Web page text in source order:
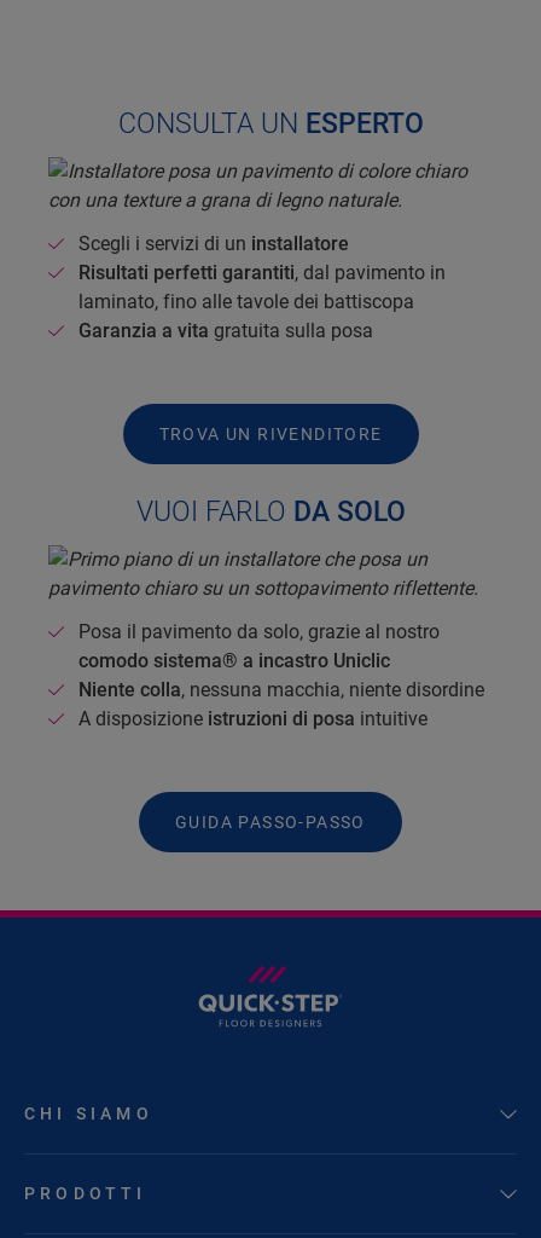
CONSULTA UN ESPERTO
Scegli i servizi di un installatore
Risultati perfetti garantiti, dal pavimento in
laminato, fino alle tavole dei battiscopa
Garanzia a vita gratuita sulla posa
TROVA UN RIVENDITORE
VUOI FARLO DA SOLO
Posa il pavimento da solo, grazie al nostro
comodo sistema® a incastro Uniclic
Niente colla, nessuna macchia, niente disordine
A disposizione istruzioni di posa intuitive
GUIDA PASSO-PASSO
CHI SIAMO
PRODOTTI